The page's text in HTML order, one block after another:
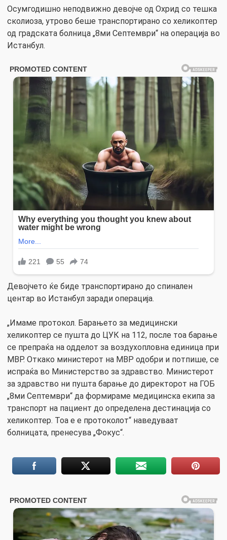
Осумгодишно неподвижно девојче од Охрид со тешка
сколиоза, утрово беше транспортирано со хеликоптер
од градската болница „8ми Септември“ на операција во
Истанбул.
Девојчето ќе биде транспортирано до спинален
центар во Истанбул заради операција.
„Имаме протокол. Барањето за медицински
хеликоптер се пушта до ЦУК на 112, после тоа барање
се препраќа на одделот за воздухопловна единица при
МВР. Oткако министерот на МВР одобри и потпише, се
испраќа во Министерство за здравство. Министерот
за здравство ни пушта барање до директорот на ГОБ
„8ми Септември“ да формираме медицинска екипа за
транспорт на пациент до определена дестинација со
хеликоптер. Тоа е е протоколот“ наведуваат
болницата, пренесува „Фокус“.